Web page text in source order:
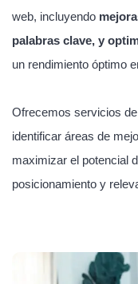
web, incluyendo
palabras clave, y
un rendimiento óptimo
Ofrecemos servicios de
identificar áreas de
maximizar el potencial
posicionamiento y